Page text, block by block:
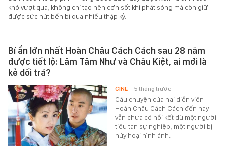
khó vượt qua, không chỉ tạo nên cơn sốt khi phát sóng mà còn giữ
được sức hút bền bỉ qua nhiều thập kỷ.
Bí ẩn lớn nhất Hoàn Châu Cách Cách sau 28 năm
được tiết lộ: Lâm Tâm Như và Châu Kiệt, ai mới là
kẻ dối trá?
Câu chuyện của hai diễn viên
Hoàn Châu Cách Cách đến nay
vẫn chưa có hồi kết dù một người
tiêu tan sự nghiệp, một người bị
hủy hoại hình ảnh.
CINE - 5 tháng trước